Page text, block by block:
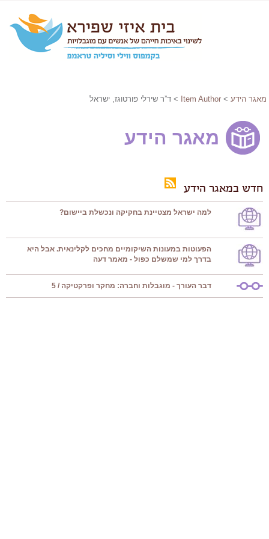
מאגר הידע >
Item Author > ד”ר שירלי פורטוגז, ישראל
מאגר הידע
חדש במאגר הידע
למה ישראל מצטיינת בחקיקה ונכשלת ביישום?
הפעוטות במעונות השיקומיים מחכים לקלינאית. אבל היא
בדרך למי שמשלם כפול - מאמר דעה
דבר העורך - מוגבלות וחברה: מחקר ופרקטיקה / 5